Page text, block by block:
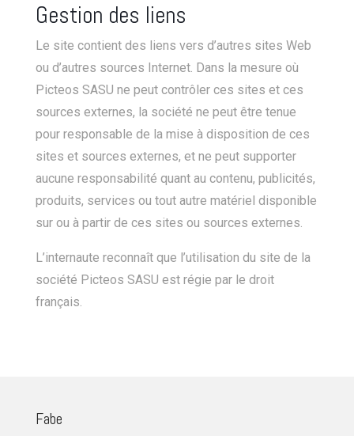
Gestion des liens
Le site contient des liens vers d’autres sites Web
ou d’autres sources Internet. Dans la mesure où
Picteos SASU ne peut contrôler ces sites et ces
sources externes, la société ne peut être tenue
pour responsable de la mise à disposition de ces
sites et sources externes, et ne peut supporter
aucune responsabilité quant au contenu, publicités,
produits, services ou tout autre matériel disponible
sur ou à partir de ces sites ou sources externes.
L’internaute reconnaît que l’utilisation du site de la
société Picteos SASU est régie par le droit
français.
Fabe